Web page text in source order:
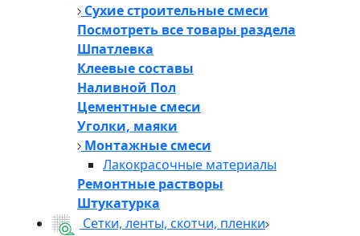
Сухие строительные смеси
Посмотреть все товары раздела
Шпатлевка
Клеевые составы
Наливной Пол
Цементные смеси
Уголки, маяки
Монтажные смеси
Лакокрасочные материалы
Ремонтные растворы
Штукатурка
Сетки, ленты, скотчи, пленки